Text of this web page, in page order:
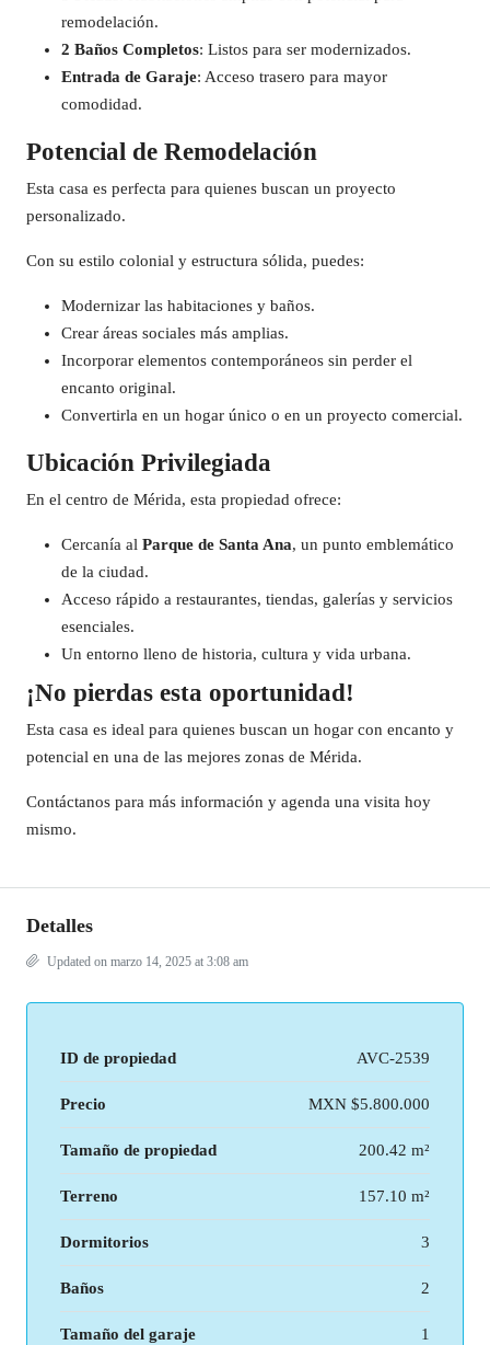
remodelación.
2 Baños Completos: Listos para ser modernizados.
Entrada de Garaje: Acceso trasero para mayor
comodidad.
Potencial de Remodelación
Esta casa es perfecta para quienes buscan un proyecto
personalizado.
Con su estilo colonial y estructura sólida, puedes:
Modernizar las habitaciones y baños.
Crear áreas sociales más amplias.
Incorporar elementos contemporáneos sin perder el
encanto original.
Convertirla en un hogar único o en un proyecto comercial.
Ubicación Privilegiada
En el centro de Mérida, esta propiedad ofrece:
Cercanía al Parque de Santa Ana, un punto emblemático
de la ciudad.
Acceso rápido a restaurantes, tiendas, galerías y servicios
esenciales.
Un entorno lleno de historia, cultura y vida urbana.
¡No pierdas esta oportunidad!
Esta casa es ideal para quienes buscan un hogar con encanto y
potencial en una de las mejores zonas de Mérida.
Contáctanos para más información y agenda una visita hoy
mismo.
Detalles
Updated on marzo 14, 2025 at 3:08 am
ID de propiedad AVC-2539
Precio MXN $5.800.000
Tamaño de propiedad 200.42 m²
Terreno 157.10 m²
Dormitorios 3
Baños 2
Tamaño del garaje 1